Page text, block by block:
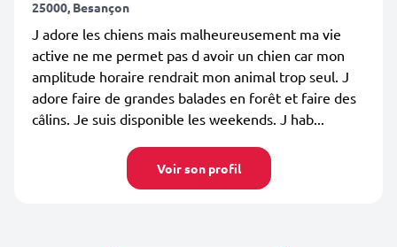
25000, Besançon
J adore les chiens mais malheureusement ma vie
active ne me permet pas d avoir un chien car mon
amplitude horaire rendrait mon animal trop seul. J
adore faire de grandes balades en forêt et faire des
câlins. Je suis disponible les weekends. J hab...
Voir son profil